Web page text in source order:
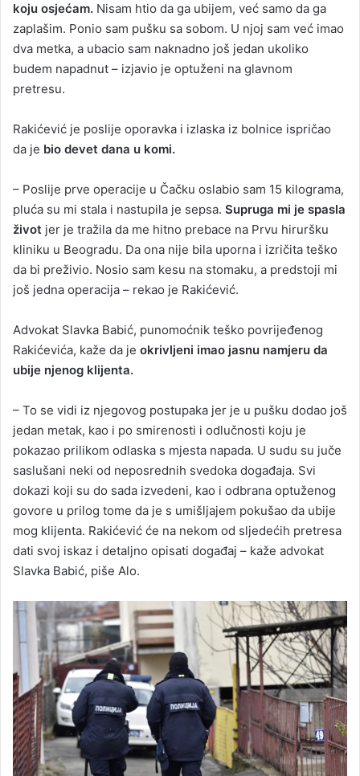
koju osjećam. Nisam htio da ga ubijem, već samo da ga
zaplašim. Ponio sam pušku sa sobom. U njoj sam već imao
dva metka, a ubacio sam naknadno još jedan ukoliko
budem napadnut – izjavio je optuženi na glavnom
pretresu.
Rakićević je poslije oporavka i izlaska iz bolnice ispričao
da je bio devet dana u komi.
– Poslije prve operacije u Čačku oslabio sam 15 kilograma,
pluća su mi stala i nastupila je sepsa. Supruga mi je spasla
život jer je tražila da me hitno prebace na Prvu hiruršku
kliniku u Beogradu. Da ona nije bila uporna i izričita teško
da bi preživio. Nosio sam kesu na stomaku, a predstoji mi
još jedna operacija – rekao je Rakićević.
Advokat Slavka Babić, punomoćnik teško povrijeđenog
Rakićevića, kaže da je okrivljeni imao jasnu namjeru da
ubije njenog klijenta.
– To se vidi iz njegovog postupaka jer je u pušku dodao još
jedan metak, kao i po smirenosti i odlučnosti koju je
pokazao prilikom odlaska s mjesta napada. U sudu su juče
saslušani neki od neposrednih svedoka događaja. Svi
dokazi koji su do sada izvedeni, kao i odbrana optuženog
govore u prilog tome da je s umišljajem pokušao da ubije
mog klijenta. Rakićević će na nekom od sljedećih pretresa
dati svoj iskaz i detaljno opisati događaj – kaže advokat
Slavka Babić, piše Alo.